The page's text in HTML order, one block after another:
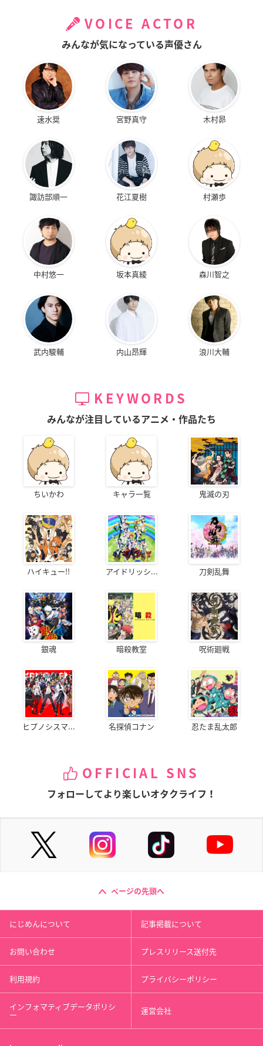
VOICE ACTOR
みんなが気になっている声優さん
速水奨 宮野真守 木村昴
諏訪部順一 花江夏樹 村瀬歩
中村悠一 坂本真綾 森川智之
武内駿輔 内山昂輝 浪川大輔
KEYWORDS
みんなが注目しているアニメ・作品たち
ちいかわ キャラ一覧 鬼滅の刃
ハイキュー!! アイドリッシ... 刀剣乱舞
銀魂 暗殺教室 呪術廻戦
ヒプノシスマ... 名探偵コナン 忍たま乱太郎
OFFICIAL SNS
フォローしてより楽しいオタクライフ！
ページの先頭へ
にじめんについて 記事掲載について
お問い合わせ プレスリリース送付先
利用規約 プライバシーポリシー
インフォマティブデータポリシ
ー 運営会社